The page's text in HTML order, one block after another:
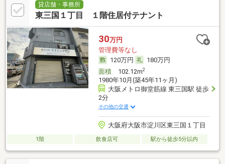
貸店舗・事務所
東三国１丁目 １階住居付テナント
30万円
管理費等なし
120万円
180万円
面積102.12m2
1980年10月(築45年11ヶ月)
大阪メトロ御堂筋線 東三国駅 徒歩
2分
その他の交通
大阪府大阪市淀川区東三国１丁目
1階 飲食店可 駅から徒歩5分以内